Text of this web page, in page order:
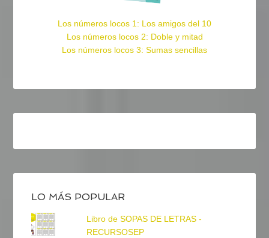
Los números locos 1: Los amigos del 10
Los números locos 2: Doble y mitad
Los números locos 3: Sumas sencillas
LO MÁS POPULAR
Libro de SOPAS DE LETRAS -
RECURSOSEP